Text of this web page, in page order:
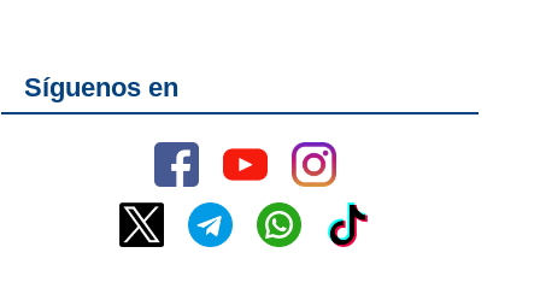
Síguenos en